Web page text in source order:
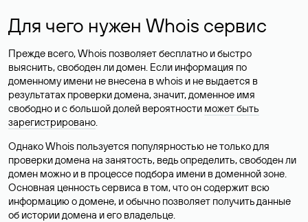
Для чего нужен Whois сервис
Прежде всего, Whois позволяет бесплатно и быстро
выяснить, свободен ли домен. Если информация по
доменному имени не внесена в whois и не выдается в
результатах проверки домена, значит, доменное имя
свободно и с большой долей вероятности может быть
зарегистрировано.
Однако Whois пользуется популярностью не только для
проверки домена на занятость, ведь определить, свободен ли
домен можно и в процессе подбора имени в доменной зоне.
Основная ценность сервиса в том, что он содержит всю
информацию о домене, и обычно позволяет получить данные
об истории домена и его владельце.